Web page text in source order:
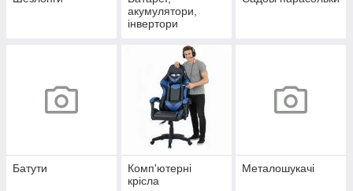
акумулятори,
інвертори
Батути
Комп'ютерні
крісла
Металошукачі